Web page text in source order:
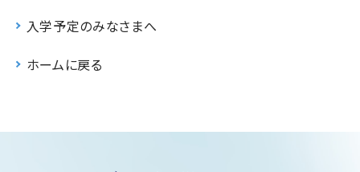
入学予定のみなさまへ
ホームに戻る